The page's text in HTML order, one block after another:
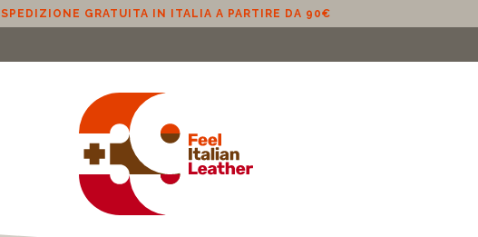
SPEDIZIONE GRATUITA IN ITALIA A PARTIRE DA 90€